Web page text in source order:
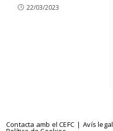
22/03/2023
Contacta amb el CEFC Avís legal